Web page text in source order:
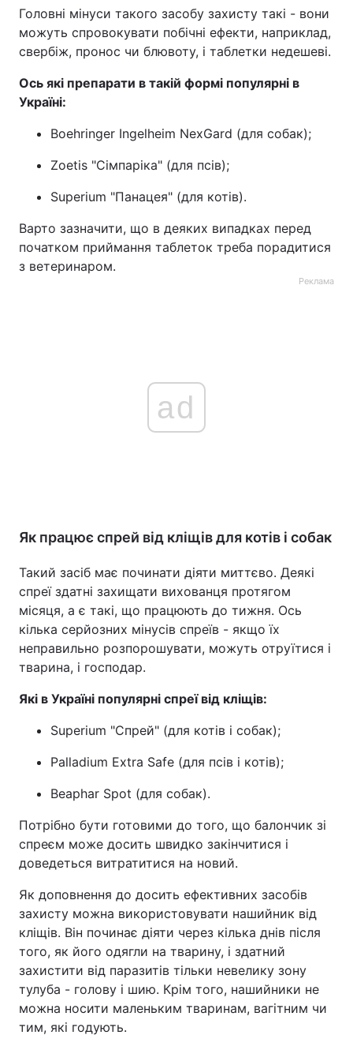
Головні мінуси такого засобу захисту такі - вони
можуть спровокувати побічні ефекти, наприклад,
свербіж, пронос чи блювоту, і таблетки недешеві.
Ось які препарати в такій формі популярні в
Україні:
Boehringer Ingelheim NexGard (для собак);
Zoetis "Сімпаріка" (для псів);
Superium "Панацея" (для котів).
Варто зазначити, що в деяких випадках перед
початком приймання таблеток треба порадитися
з ветеринаром.
Реклама
ad
Як працює спрей від кліщів для котів і собак
Такий засіб має починати діяти миттєво. Деякі
спреї здатні захищати вихованця протягом
місяця, а є такі, що працюють до тижня. Ось
кілька серйозних мінусів спреїв - якщо їх
неправильно розпорошувати, можуть отруїтися і
тварина, і господар.
Які в Україні популярні спреї від кліщів:
Superium "Спрей" (для котів і собак);
Palladium Extra Safe (для псів і котів);
Beaphar Spot (для собак).
Потрібно бути готовими до того, що балончик зі
спреєм може досить швидко закінчитися і
доведеться витратитися на новий.
Як доповнення до досить ефективних засобів
захисту можна використовувати нашийник від
кліщів. Він починає діяти через кілька днів після
того, як його одягли на тварину, і здатний
захистити від паразитів тільки невелику зону
тулуба - голову і шию. Крім того, нашийники не
можна носити маленьким тваринам, вагітним чи
тим, які годують.